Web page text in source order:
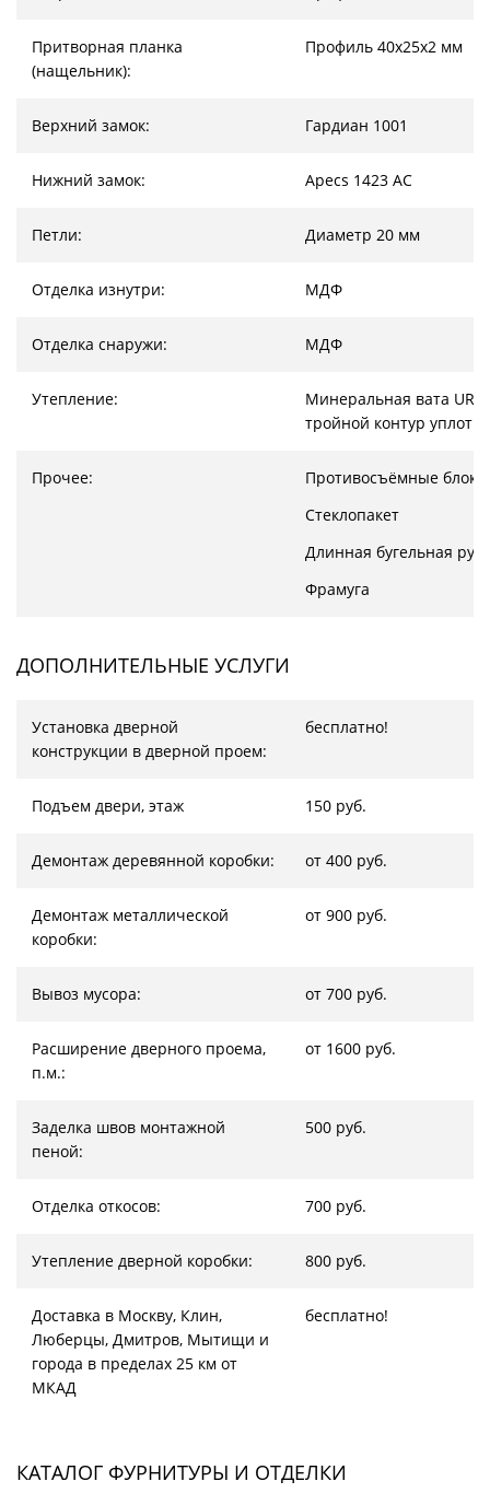
Притворная планка
(нащельник):
Профиль 40х25х2 мм
Верхний замок: Гардиан 1001
Нижний замок: Apecs 1423 AC
Петли: Диаметр 20 мм
Отделка изнутри: МДФ
Отделка снаружи: МДФ
Утепление:
Минеральная вата
тройной контур
Прочее:
Противосъёмные
Стеклопакет
Длинная бугельная
Фрамуга
ДОПОЛНИТЕЛЬНЫЕ УСЛУГИ
Установка дверной
конструкции в дверной проем:
бесплатно!
Подъем двери, этаж 150 руб.
Демонтаж деревянной коробки: от 400 руб.
Демонтаж металлической
коробки:
от 900 руб.
Вывоз мусора: от 700 руб.
Расширение дверного проема,
п.м.:
от 1600 руб.
Заделка швов монтажной
пеной:
500 руб.
Отделка откосов: 700 руб.
Утепление дверной коробки: 800 руб.
Доставка в Москву, Клин,
Люберцы, Дмитров, Мытищи и
города в пределах 25 км от
МКАД
бесплатно!
КАТАЛОГ ФУРНИТУРЫ И ОТДЕЛКИ